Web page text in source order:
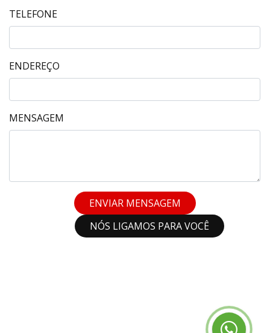
TELEFONE
ENDEREÇO
MENSAGEM
ENVIAR MENSAGEM
NÓS LIGAMOS PARA VOCÊ